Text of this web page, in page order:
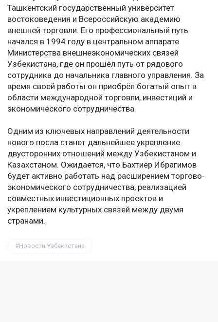
Ташкентский государственный университет
востоковедения и Всероссийскую академию
внешней торговли. Его профессиональный путь
начался в 1994 году в центральном аппарате
Министерства внешнеэкономических связей
Узбекистана, где он прошёл путь от рядового
сотрудника до начальника главного управления. За
время своей работы он приобрёл богатый опыт в
области международной торговли, инвестиций и
экономического сотрудничества.
Одним из ключевых направлений деятельности
нового посла станет дальнейшее укрепление
двусторонних отношений между Узбекистаном и
Казахстаном. Ожидается, что Бахтиёр Ибрагимов
будет активно работать над расширением торгово-
экономического сотрудничества, реализацией
совместных инвестиционных проектов и
укреплением культурных связей между двумя
странами.
Новости Узбекистана